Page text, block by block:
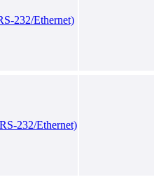
232/Ethernet)
232/Ethernet)